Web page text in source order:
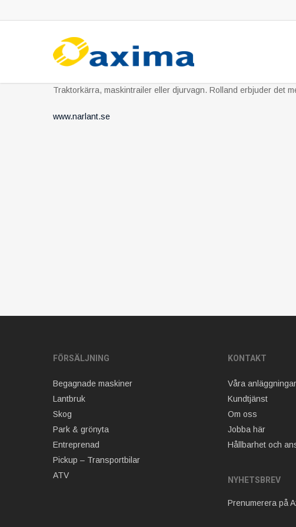
Traktorkärra, maskintrailer eller djurvagn. Rolland erbjuder det
www.narlant.se
FÖRSÄLJNING
Begagnade maskiner
Lantbruk
Skog
Park & grönyta
Entreprenad
Pickup – Transportbilar
ATV
KONTAKT
Våra anläggningar
Kundtjänst
Om oss
Jobba här
Hållbarhet och
NYHETSBREV
Prenumerera på